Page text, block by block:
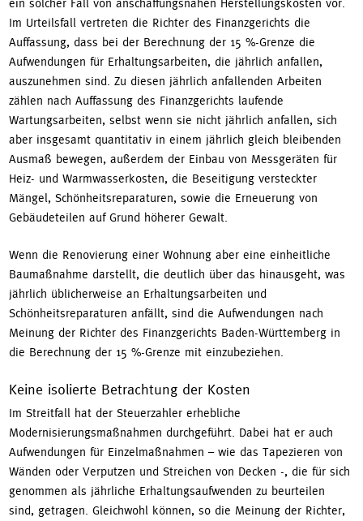
ein solcher Fall von anschaffungsnahen Herstellungskosten vor.
Im Urteilsfall vertreten die Richter des Finanzgerichts die
Auffassung, dass bei der Berechnung der 15 %-Grenze die
Aufwendungen für Erhaltungsarbeiten, die jährlich anfallen,
auszunehmen sind. Zu diesen jährlich anfallenden Arbeiten
zählen nach Auffassung des Finanzgerichts laufende
Wartungsarbeiten, selbst wenn sie nicht jährlich anfallen, sich
aber insgesamt quantitativ in einem jährlich gleich bleibenden
Ausmaß bewegen, außerdem der Einbau von Messgeräten für
Heiz- und Warmwasserkosten, die Beseitigung versteckter
Mängel, Schönheitsreparaturen, sowie die Erneuerung von
Gebäudeteilen auf Grund höherer Gewalt.
Wenn die Renovierung einer Wohnung aber eine einheitliche
Baumaßnahme darstellt, die deutlich über das hinausgeht, was
jährlich üblicherweise an Erhaltungsarbeiten und
Schönheitsreparaturen anfällt, sind die Aufwendungen nach
Meinung der Richter des Finanzgerichts Baden-Württemberg in
die Berechnung der 15 %-Grenze mit einzubeziehen.
Keine isolierte Betrachtung der Kosten
Im Streitfall hat der Steuerzahler erhebliche
Modernisierungsmaßnahmen durchgeführt. Dabei hat er auch
Aufwendungen für Einzelmaßnahmen – wie das Tapezieren von
Wänden oder Verputzen und Streichen von Decken -, die für sich
genommen als jährliche Erhaltungsaufwenden zu beurteilen
sind, getragen. Gleichwohl können, so die Meinung der Richter,